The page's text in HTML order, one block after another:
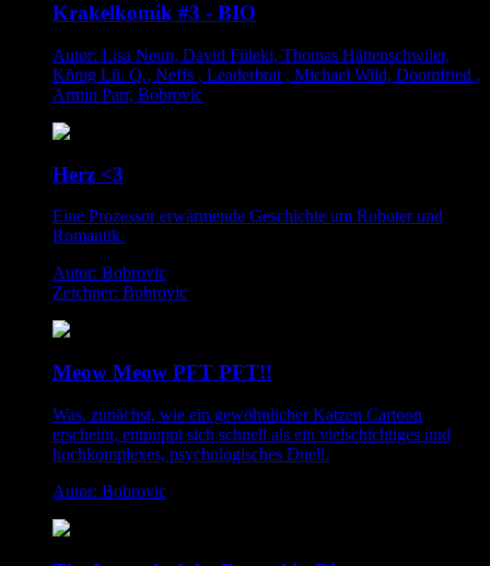
Krakelkomik #3 - BIO
Autor: Lisa Neun, David Füleki, Thomas Hättenschwiler,
König Lü. Q., Neffs , Leaderbrat , Michael Wild, Doomfried ,
Armin Parr, Bobrovic
Herz <3
Eine Prozessor erwärmende Geschichte um Roboter und
Romantik.
Autor: Bobrovic
Zeichner: Bobrovic
Meow Meow PFT PFT!!
Was, zunächst, wie ein gewöhnlicher Katzen Cartoon
erscheint, entpuppt sich schnell als ein vielschichtiges und
hochkomplexes, psychologisches Duell.
Autor: Bobrovic